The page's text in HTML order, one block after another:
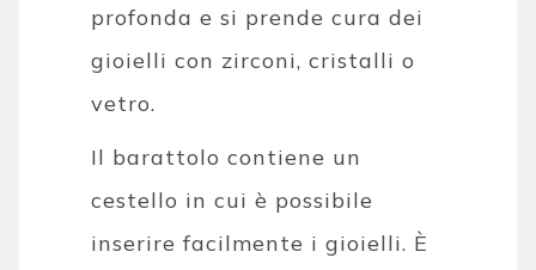
profonda e si prende cura dei
gioielli con zirconi, cristalli o
vetro.
Il barattolo contiene un
cestello in cui è possibile
inserire facilmente i gioielli. È